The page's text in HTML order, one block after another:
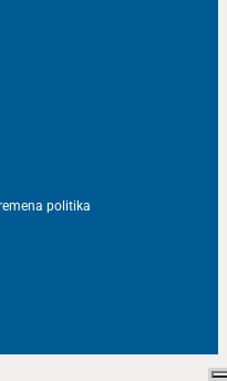
politika